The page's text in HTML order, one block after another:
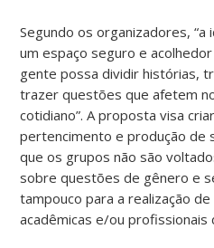
Segundo os organizadores,
um espaço seguro e
gente possa dividir histórias,
trazer questões que afetem
cotidiano”. A proposta visa
pertencimento e produção de
que os grupos não são
sobre questões de gênero e
tampouco para a realização de
acadêmicas e/ou profissionais